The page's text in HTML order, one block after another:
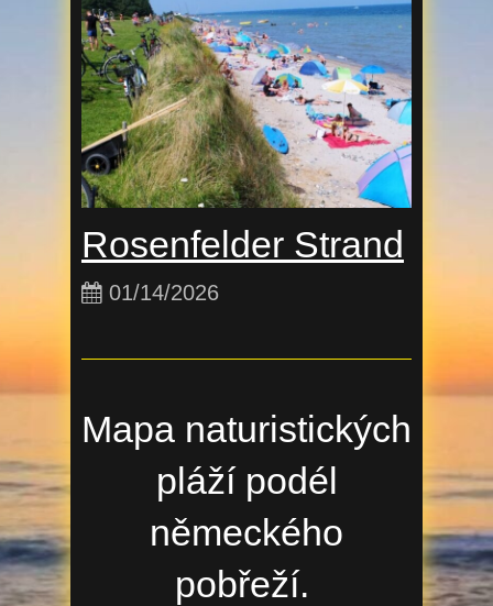
Rosenfelder Strand
01/14/2026
Mapa naturistických
pláží podél
německého
pobřeží.